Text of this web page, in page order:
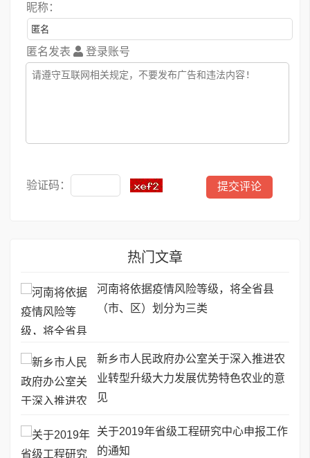
昵称：
匿名发表 登录账号
验证码：
热门文章
河南将依据疫情风险等级，将全省县
（市、区）划分为三类
新乡市人民政府办公室关于深入推进农
业转型升级大力发展优势特色农业的意
见
关于2019年省级工程研究中心申报工作
的通知